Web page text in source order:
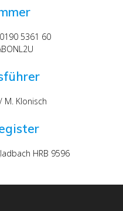
5361 60
M. Klonisch
HRB 9596